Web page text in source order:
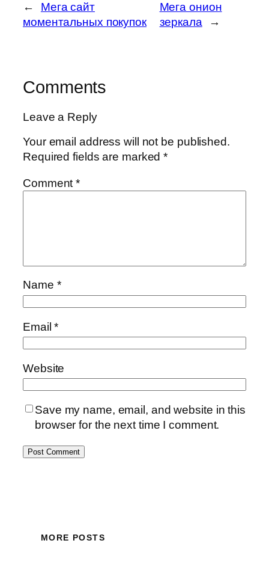
←
Мега сайт
моментальных покупок
Мега онион
зеркала
→
Comments
Leave a Reply
Your email address will not be published.
Required fields are marked*
Comment*
Name *
Email*
Website
Save my name, email, and website in this
browser for the next time I comment.
MORE POSTS